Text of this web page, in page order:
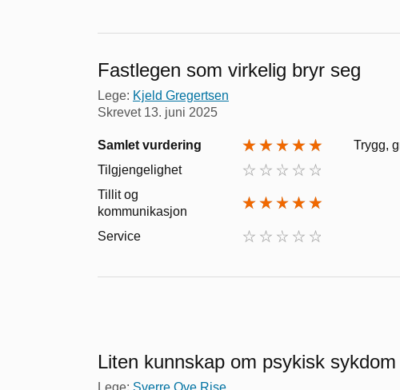
Fastlegen som virkelig bryr seg
Lege: Kjeld Gregertsen
Skrevet 13. juni 2025
Samlet vurdering
Tilgjengelighet
Tillit og
kommunikasjon
Service
Trygg,
Liten kunnskap om psykisk sykdom
Lege: Sverre Ove Rise